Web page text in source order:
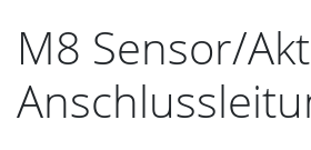
M8 Sensor/